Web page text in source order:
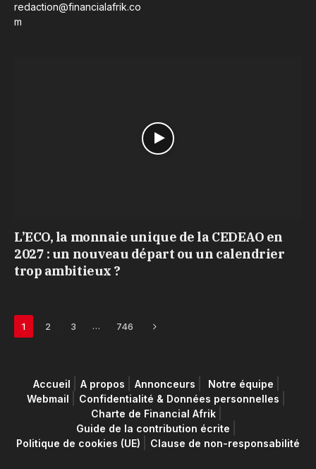
redaction@financialafrik.co
m
L’ECO, la monnaie unique de la CEDEAO en
2027 : un nouveau départ ou un calendrier
trop ambitieux ?
1 2 3 … 746 Next
Accueil A propos Annonceurs
Notre équipe
Webmail
Confidentialité & Données personnelles
Charte de Financial Afrik
Guide de la contribution écrite
Politique de cookies (UE)
Clause de non-responsabilité